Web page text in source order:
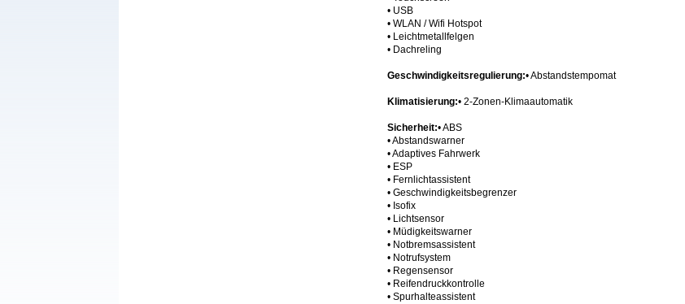
• USB
• WLAN / Wifi Hotspot
• Leichtmetallfelgen
• Dachreling
Geschwindigkeitsregulierung:• Abstandstempomat
Klimatisierung:• 2-Zonen-Klimaautomatik
Sicherheit:• ABS
• Abstandswarner
• Adaptives Fahrwerk
• ESP
• Fernlichtassistent
• Geschwindigkeitsbegrenzer
• Isofix
• Lichtsensor
• Müdigkeitswarner
• Notbremsassistent
• Notrufsystem
• Regensensor
• Reifendruckkontrolle
• Spurhalteassistent